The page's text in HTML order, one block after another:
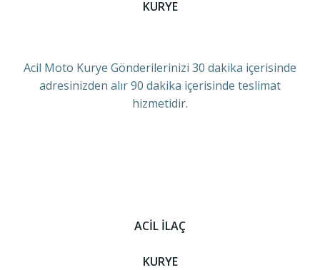
KURYE
Acil Moto Kurye Gönderilerinizi 30 dakika içerisinde
adresinizden alır 90 dakika içerisinde teslimat
hizmetidir.
ACİL İLAÇ
KURYE